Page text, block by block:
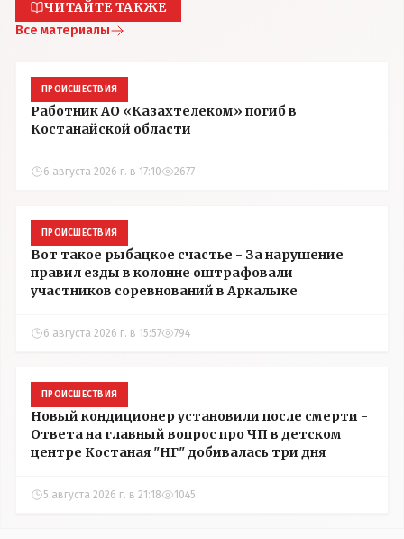
ЧИТАЙТЕ ТАКЖЕ
Все материалы
ПРОИСШЕСТВИЯ
Работник АО «Казахтелеком» погиб в
Костанайской области
6 августа 2026 г. в 17:10 2677
ПРОИСШЕСТВИЯ
Вот такое рыбацкое счастье - За нарушение
правил езды в колонне оштрафовали
участников соревнований в Аркалыке
6 августа 2026 г. в 15:57 794
ПРОИСШЕСТВИЯ
Новый кондиционер установили после смерти -
Ответа на главный вопрос про ЧП в детском
центре Костаная "НГ" добивалась три дня
5 августа 2026 г. в 21:18 1045